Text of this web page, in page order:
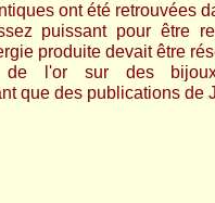
ont été retrouvées
puissant pour être
produite devait être
de l'or sur des
que des publications de